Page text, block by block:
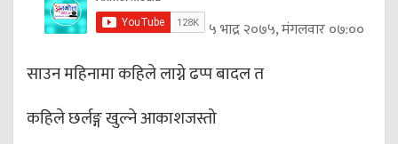
५ भाद्र २०७५, मंगलवार ०७:००
साउन महिनामा कहिले लाग्ने ढप्प बादल त
कहिले छर्लङ्ग खुल्ने आकाशजस्तो